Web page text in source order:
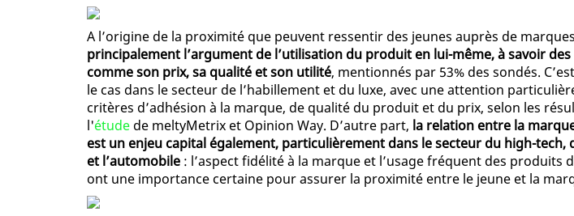
A l’origine de la proximité que peuvent ressentir des jeunes auprès de
principalement l’argument de l’utilisation du produit en lui-même, à savoir
comme son prix, sa qualité et son utilité, mentionnés par 53% des sondés.
le cas dans le secteur de l’habillement et du luxe, avec une attention
critères d’adhésion à la marque, de qualité du produit et du prix, selon les
l'étude de meltyMetrix et Opinion Way. D’autre part, la relation entre la
est un enjeu capital également, particulièrement dans le secteur du high-tech,
et l’automobile : l’aspect fidélité à la marque et l’usage fréquent des produits
ont une importance certaine pour assurer la proximité entre le jeune et la